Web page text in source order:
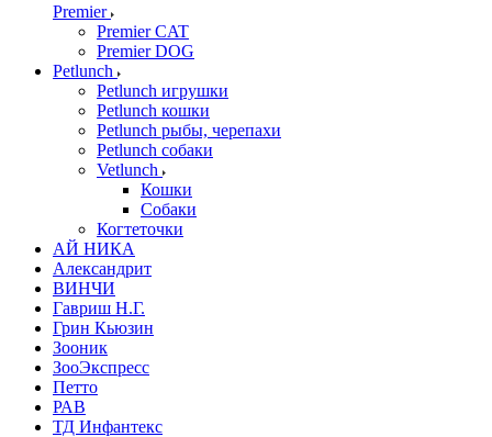
Premier
Premier CAT
Premier DOG
Petlunch
Petlunch игрушки
Petlunch кошки
Petlunch рыбы, черепахи
Petlunch собаки
Vetlunch
Кошки
Собаки
Когтеточки
АЙ НИКА
Александрит
ВИНЧИ
Гавриш Н.Г.
Грин Кьюзин
Зооник
ЗооЭкспресс
Петто
РАВ
ТД Инфантекс